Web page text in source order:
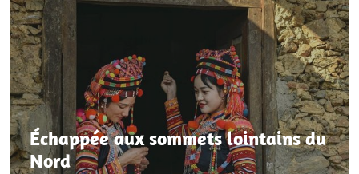
Échappée aux sommets lointains du
Nord